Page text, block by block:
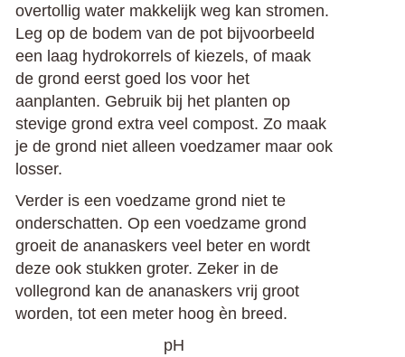
overtollig water makkelijk weg kan stromen.
Leg op de bodem van de pot bijvoorbeeld
een laag hydrokorrels of kiezels, of maak
de grond eerst goed los voor het
aanplanten. Gebruik bij het planten op
stevige grond extra veel compost. Zo maak
je de grond niet alleen voedzamer maar ook
losser.
Verder is een voedzame grond niet te
onderschatten. Op een voedzame grond
groeit de ananaskers veel beter en wordt
deze ook stukken groter. Zeker in de
vollegrond kan de ananaskers vrij groot
worden, tot een meter hoog èn breed.
pH